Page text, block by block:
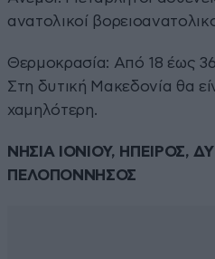
ανατολικοί
Θερμοκρασία: Από 18 έως
Στη δυτική Μακεδονία θα
χαμηλότερη.
ΝΗΣΙΑ ΙΟΝΙΟΥ, ΗΠΕΙΡΟΣ,
ΠΕΛΟΠΟΝΝΗΣΟΣ